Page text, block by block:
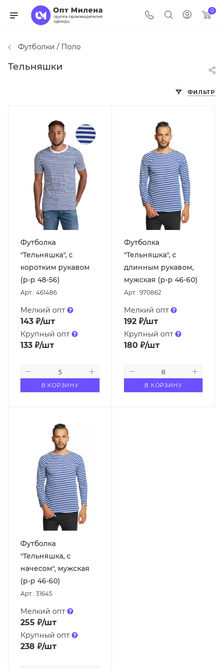
0
Футболки / Поло
Тельняшки
ФИЛЬТР
Футболка
"Тельняшка", с
коротким рукавом
(р-р 48-56)
Арт.: 461486
Мелкий опт
143 ₽/шт
Крупный опт
133 ₽/шт
В КОРЗИНУ
Футболка
"Тельняшка", с
длинным рукавом,
мужская (р-р 46-60)
Арт.: 970862
Мелкий опт
192₽/шт
Крупный опт
180₽/шт
В КОРЗИНУ
Футболка
"Тельняшка, с
начесом", мужская
(р-р 46-60)
Арт.: 31645
Мелкий опт
255 ₽/шт
Крупный опт
238 ₽/шт